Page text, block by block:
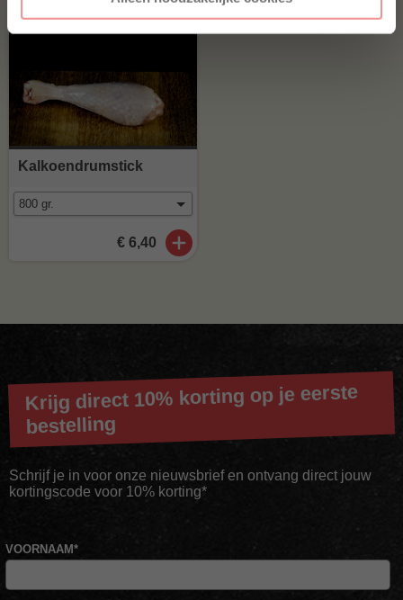
Kalkoendrumstick
€ 6,40
Krijg direct 10% korting op je eerste
bestelling
Schrijf je in voor onze nieuwsbrief en ontvang direct jouw
kortingscode voor 10% korting*
VOORNAAM*